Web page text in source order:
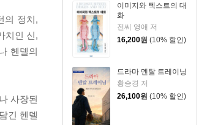
이미지와 텍스트의 대
화
전씨 영애 저
16,200원 (10% 할인)
드라마 멘탈 트레이닝
황승경 저
26,100원 (10% 할인)
의 정치,
치인 신,
헨델의
사장된
긴 헨델